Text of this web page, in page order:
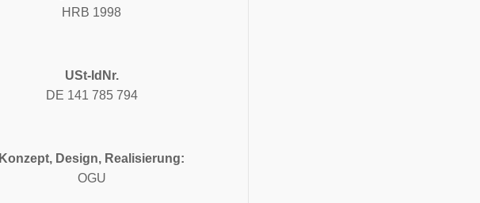
HRB 1998
USt-IdNr.
DE 141 785 794
Konzept, Design, Realisierung:
OGU